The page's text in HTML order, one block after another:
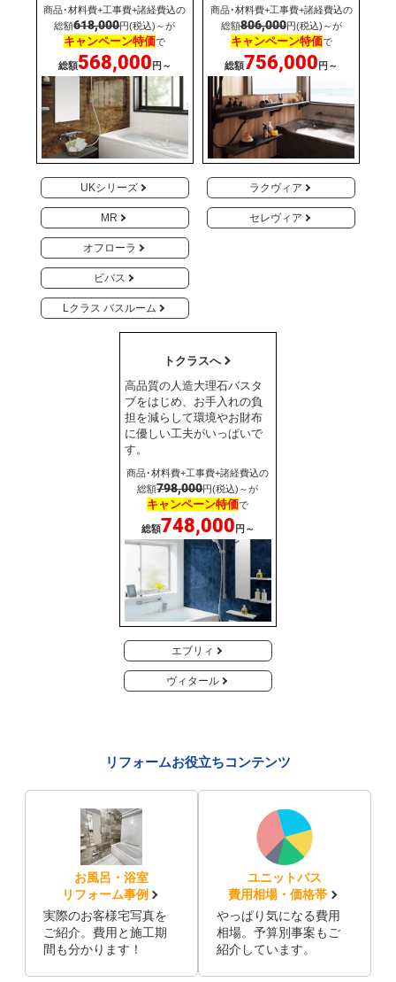
商品･材料費+工事費+諸経費込の
総額618,000円(税込)～が
キャンペーン特価で
総額568,000 円～
UKシリーズ
MR
オフローラ
ビバス
Lクラス バスルーム
商品･材料費+工事費+諸経費込の
総額806,000円(税込)～が
キャンペーン特価で
総額756,000 円～
ラクヴィア
セレヴィア
トクラスへ
高品質の人造大理石バスタ
ブをはじめ、お手入れの負
担を減らして環境やお財布
に優しい工夫がいっぱいで
す。
商品･材料費+工事費+諸経費込の
総額798,000円(税込)～が
キャンペーン特価で
総額748,000 円～
エブリィ
ヴィタール
リフォームお役立ちコンテンツ
お風呂・浴室
リフォーム事例
実際のお客様宅写真を
ご紹介。費用と施工期
間も分かります！
ユニットバス
費用相場・価格帯
やっぱり気になる費用
相場。予算別事案もご
紹介しています。